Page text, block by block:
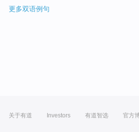
更多双语例句
关于有道 Investors 有道智选 官方